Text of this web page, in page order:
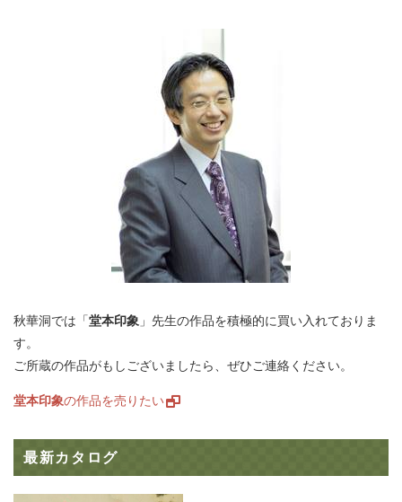
秋華洞では「堂本印象 」先生の作品を積極的に買い入れておりま
す。
ご所蔵の作品がもしございましたら、ぜひご連絡ください。
堂本印象の作品を売りたい
最新カタログ